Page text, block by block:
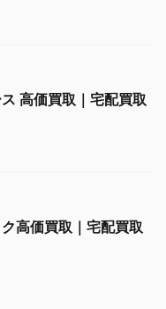
高価買取｜宅配買取
高価買取｜宅配買取